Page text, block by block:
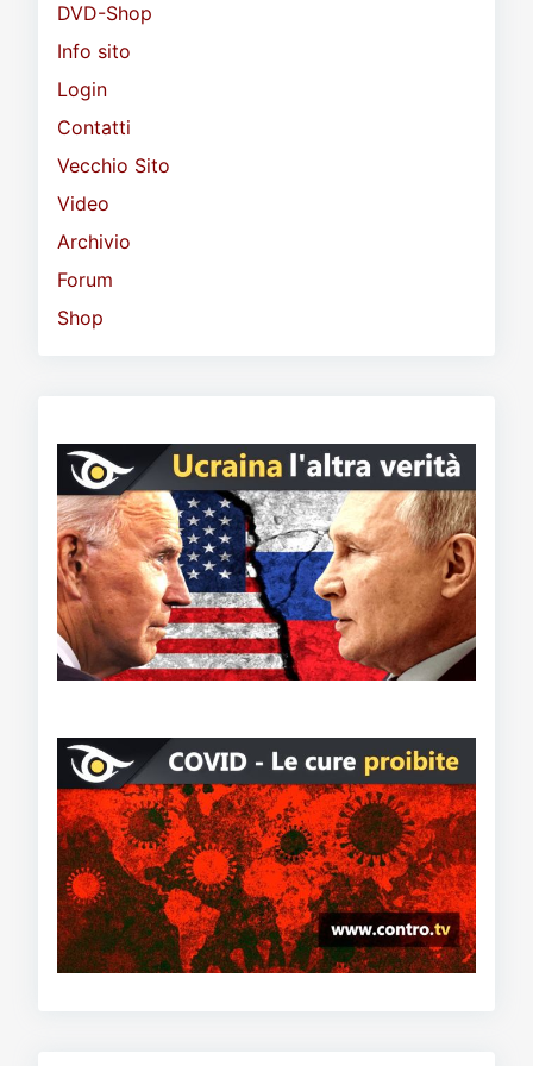
DVD-Shop
Info sito
Login
Contatti
Vecchio Sito
Video
Archivio
Forum
Shop